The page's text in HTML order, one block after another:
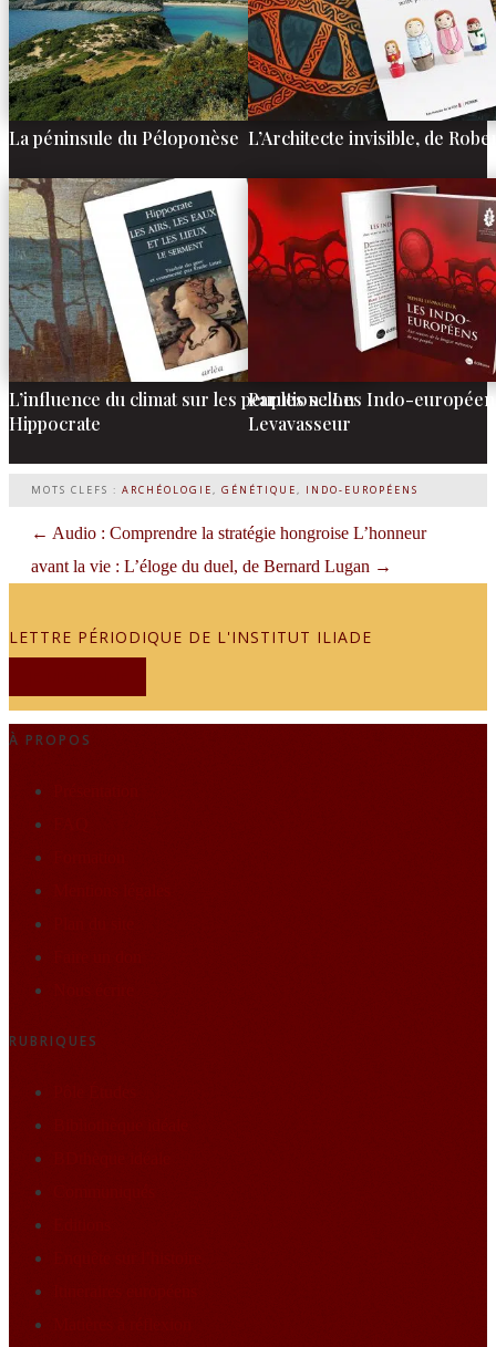
La péninsule du Péloponèse L’Architecte invisible, de
L’influence du climat sur les peuples selon
Hippocrate
Parution : Les Indo-
Levavasseur
MOTS CLEFS : ARCHÉOLOGIE, GÉNÉTIQUE, INDO-EUROPÉENS
← Audio : Comprendre la stratégie hongroise L’honneur
avant la vie : L’éloge du duel, de Bernard Lugan →
LETTRE PÉRIODIQUE DE L'INSTITUT ILIADE
À PROPOS
RUBRIQUES